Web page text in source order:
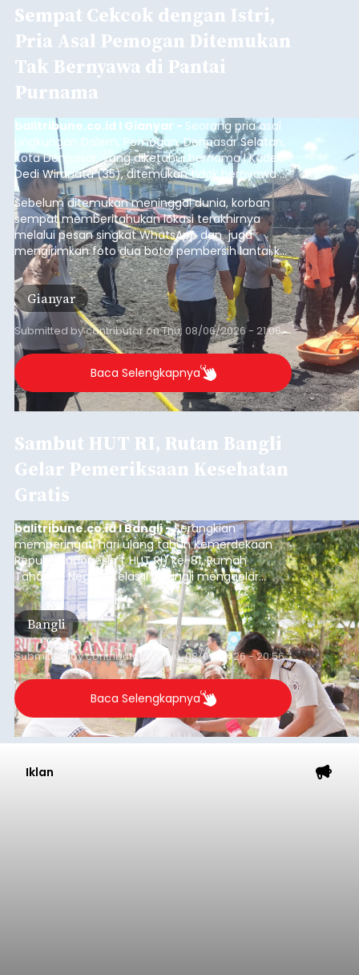
Sempat Cekcok dengan Istri,
Pria Asal Pemogan Ditemukan
Tak Bernyawa di Pantai
Purnama
balitribune.co.id I Gianyar - Seorang pria asal
Lingkungan Dalem, Pemogan, Denpasar Selatan,
Kota Denpasar, yang diketahui bernama I Kadek
Dedi Wiranata (35), ditemukan tidak bernyawa di
pesisir Pantai Purnama, Sukawati.
Sebelum ditemukan meninggal dunia, korban
sempat memberitahukan lokasi terakhirnya
melalui pesan singkat WhatsApp dan juga
mengirimkan foto dua botol pembersih lantai ke
istrinya.
Gianyar
Submitted bycontributoronThu, 08/06/2026 - 21:06
Baca Selengkapnya
Sambut HUT RI, Rutan Bangli
Gelar Pemeriksaan Kesehatan
Gratis
balitribune.co.id I Bangli -Serangkian
memperingati hari ulang tahun Kemerdekaan
Republik Indonesia ( HUT RI) ke-81, Rumah
Tahanan Negara Kelas II B Bangli menggelar
kegiatan pemeriksaan kesehatan gratis, Rabu
(6/8/2026).
Bangli
Submitted bycontributor Thu, 08/06/2026 - 20:56
Baca Selengkapnya
Iklan